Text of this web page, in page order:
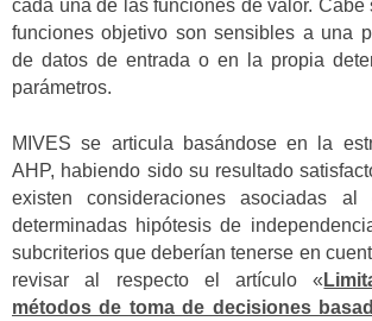
cada una de las funciones de valor. Cabe
funciones objetivo son sensibles a una
de datos de entrada o en la propia
parámetros.
MIVES se articula basándose en la
AHP, habiendo sido su resultado
existen consideraciones asociadas al
determinadas hipótesis de
subcriterios que deberían tenerse en
revisar al respecto el artículo «
métodos de toma de decisiones